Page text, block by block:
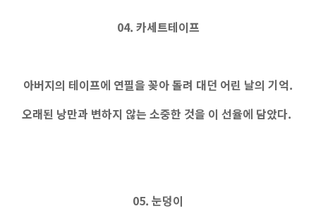
04. 카세트테이프
아버지의 테이프에 연필을 꽂아 돌려 대던 어린 날의 기억.
오래된 낭만과 변하지 않는 소중한 것을 이 선율에 담았다.
05. 눈덩이